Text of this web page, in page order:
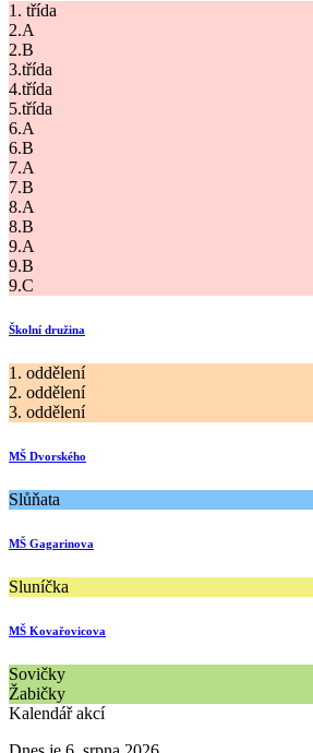
1. třída
2.A
2.B
3.třída
4.třída
5.třída
6.A
6.B
7.A
7.B
8.A
8.B
9.A
9.B
9.C
Školní družina
1. oddělení
2. oddělení
3. oddělení
MŠ Dvorského
Slůňata
MŠ Gagarinova
Sluníčka
MŠ Kovařovicova
Sovičky
Žabičky
Kalendář akcí